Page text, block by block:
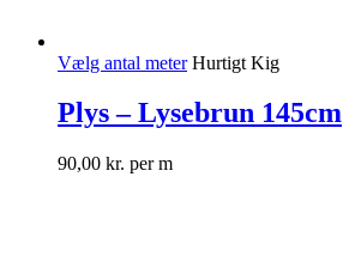
Vælg antal meter Hurtigt Kig
Plys – Lysebrun 145cm
90,00 kr. per m